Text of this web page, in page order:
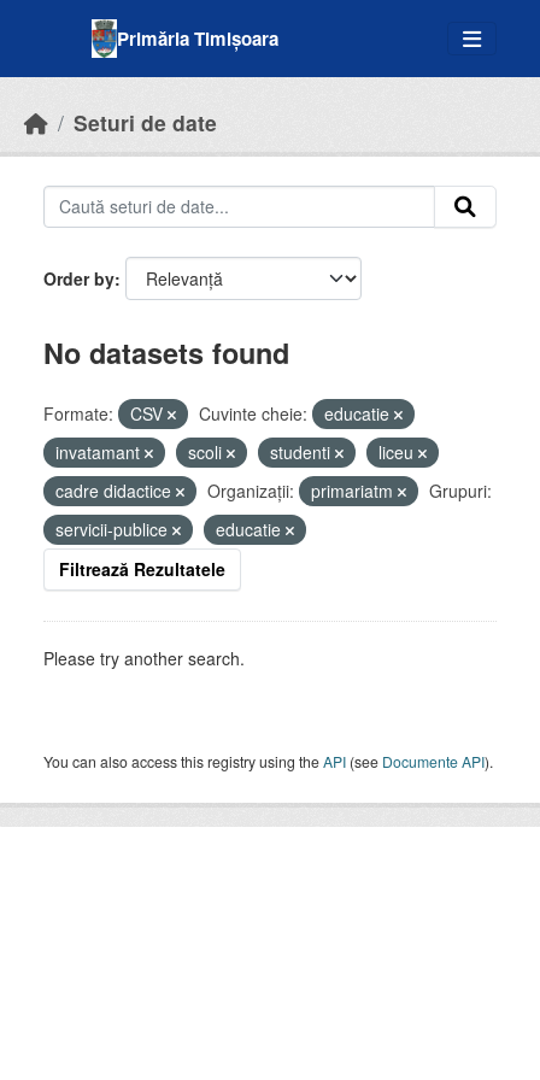
Primăria Timișoara
Seturi de date
Order by
No datasets found
Formate: CSV Cuvinte cheie:
educatie
invatamant
scoli studenti
liceu
cadre didactice
Organizații: primariatm
Grupuri:
servicii-publice
educatie
Filtrează Rezultatele
Please try another search.
You can also access this registry using theAPI (see Documente API).